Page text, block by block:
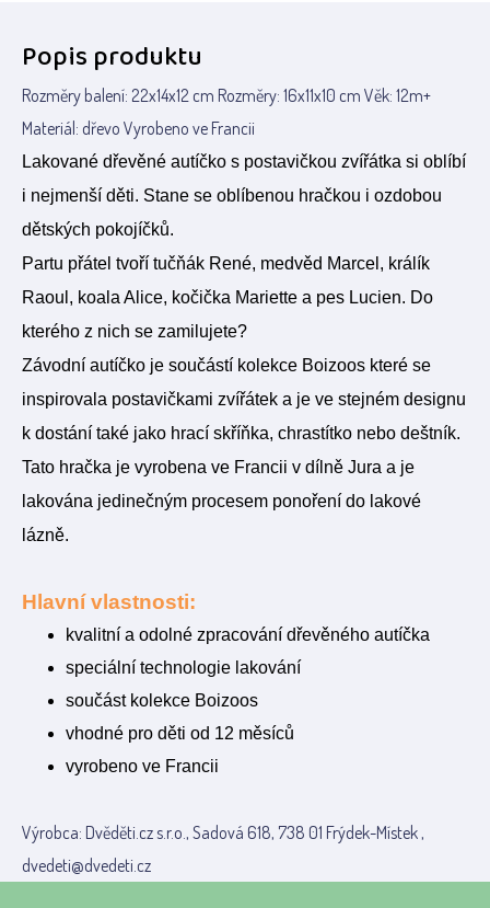
Popis produktu
Rozměry balení: 22x14x12 cm Rozměry: 16x11x10 cm Věk: 12m+
Materiál: dřevo Vyrobeno ve Francii
Lakované dřevěné autíčko s postavičkou zvířátka si oblíbí
i nejmenší děti. Stane se oblíbenou hračkou i ozdobou
dětských pokojíčků.
Partu přátel tvoří tučňák René, medvěd Marcel, králík
Raoul, koala Alice, kočička Mariette a pes Lucien. Do
kterého z nich se zamilujete?
Závodní autíčko je součástí kolekce Boizoos které se
inspirovala postavičkami zvířátek a je ve stejném designu
k dostání také jako hrací skříňka, chrastítko nebo deštník.
Tato hračka je vyrobena ve Francii v dílně Jura a je
lakována jedinečným procesem ponoření do lakové
lázně.
Hlavní vlastnosti:
kvalitní a odolné zpracování dřevěného autíčka
speciální technologie lakování
součást kolekce Boizoos
vhodné pro děti od 12 měsíců
vyrobeno ve Francii
Výrobca: Dvěděti.cz s.r.o., Sadová 618, 738 01 Frýdek-Místek ,
dvedeti@dvedeti.cz